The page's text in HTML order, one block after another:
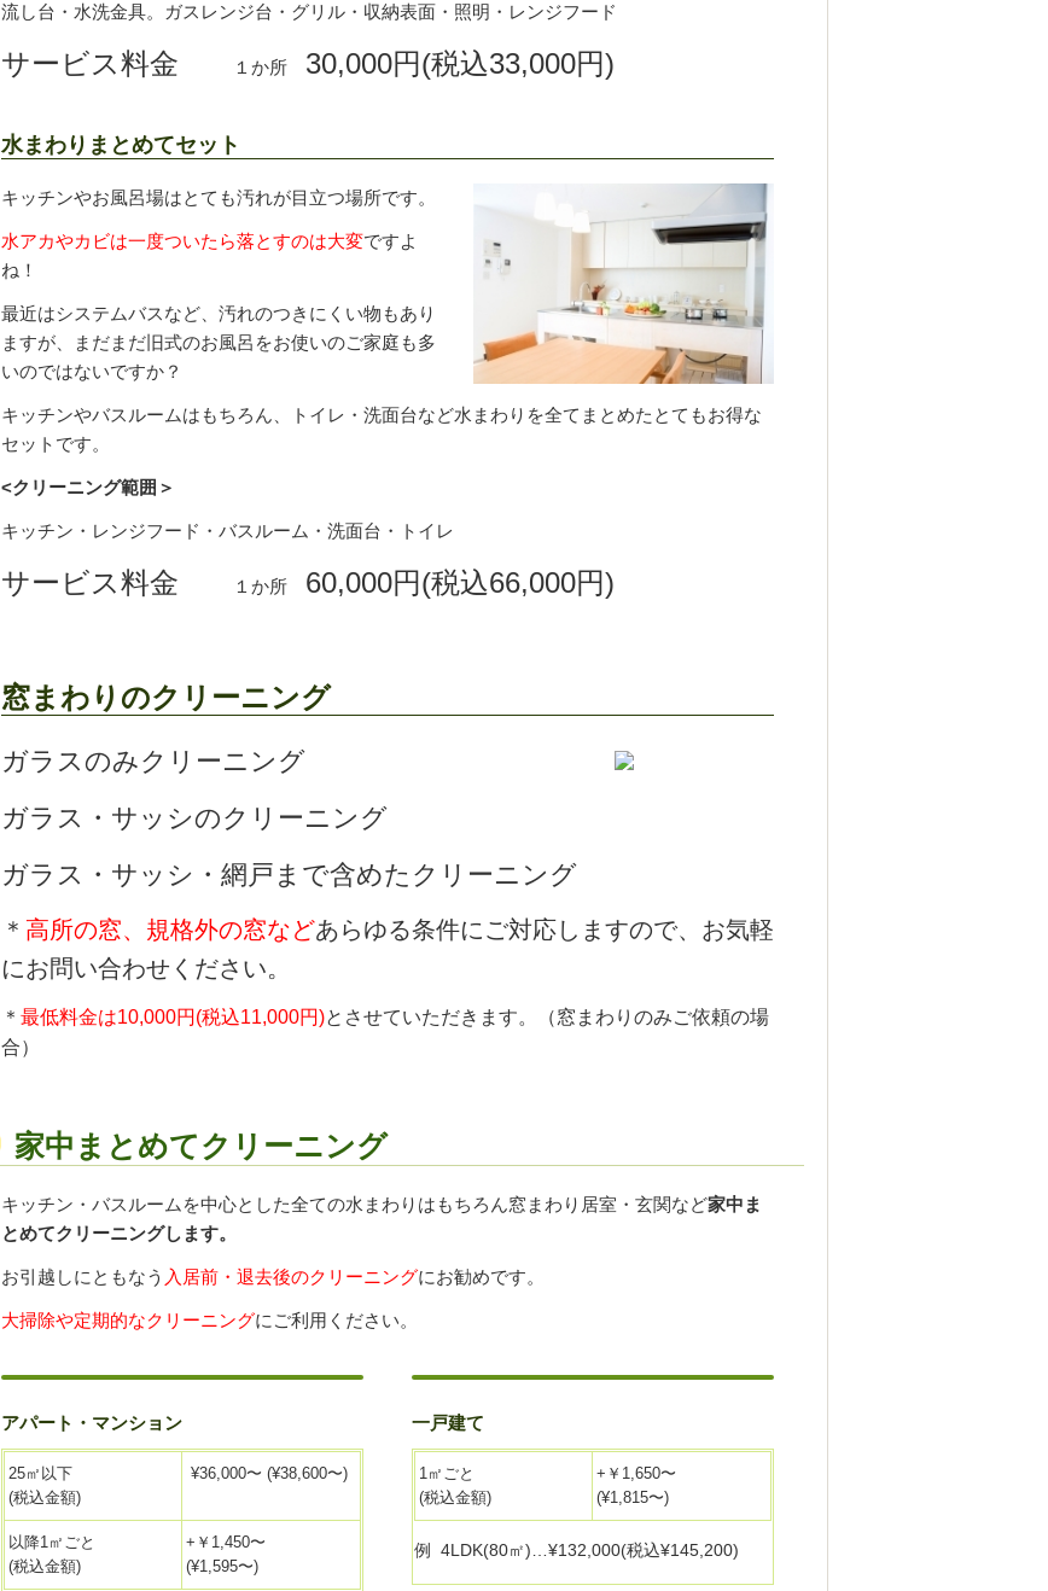
流し台・水洗金具。ガスレンジ台・グリル・収納表面・照明・レンジフード
サービス料金 １か所 30,000円(税込33,000円)
水まわりまとめてセット
キッチンやお風呂場はとても汚れが目立つ場所です。
水アカやカビは一度ついたら落とすのは大変ですよ
ね！
最近はシステムバスなど、汚れのつきにくい物もあり
ますが、まだまだ旧式のお風呂をお使いのご家庭も多
いのではないですか？
キッチンやバスルームはもちろん、トイレ・洗面台など水まわりを全てまとめたとてもお得な
セットです。
<クリーニング範囲＞
キッチン・レンジフード・バスルーム・洗面台・トイレ
サービス料金 １か所 60,000円(税込66,000円)
窓まわりのクリーニング
ガラスのみクリーニング
ガラス・サッシのクリーニング
ガラス・サッシ・網戸まで含めたクリーニング
＊ 高所の窓、規格外の窓などあらゆる条件にご対応しますので、お気軽
にお問い合わせください。
＊ 最低料金は10,000円(税込11,000円)とさせていただきます。（窓まわりのみご依頼の場
合）
家中まとめてクリーニング
キッチン・バスルームを中心とした全ての水まわりはもちろん窓まわり居室・玄関など家中ま
とめてクリーニングします。
お引越しにともなう 入居前・退去後のクリーニングにお勧めです。
大掃除や定期的なクリーニングにご利用ください。
アパート・マンション
25㎡以下
(税込金額)
¥36,000〜 (¥38,600〜)
以降1㎡ごと
(税込金額)
+￥1,450〜
(¥1,595〜)
一戸建て
1㎡ごと
(税込金額)
+￥1,650〜
(¥1,815〜)
例 4LDK(80㎡)…¥132,000(税込¥145,200)